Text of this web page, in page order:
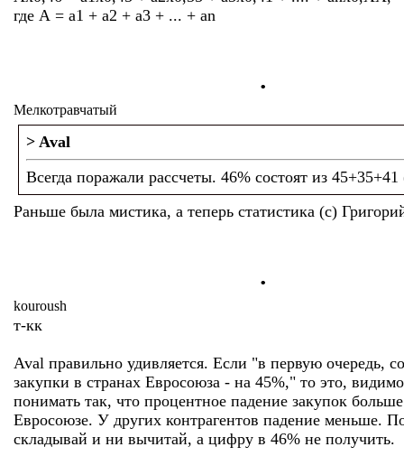
где А = а1 + а2 + а3 + ... + аn
.
Мелкотравчатый
> Aval
Всегда поражали рассчеты. 46% состоят из 45+35+41
Раньше была мистика, а теперь статистика (с)
.
kouroush
т-кк
Aval правильно удивляется. Если "в первую очередь,
закупки в странах Евросоюза - на 45%," то это,
понимать так, что процентное падение закупок
Евросоюзе. У других контрагентов падение меньше.
складывай и ни вычитай, а цифру в 46% не получить.